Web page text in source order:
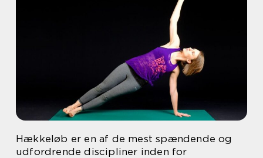
Hækkeløb er en af de mest spændende og
udfordrende discipliner inden for